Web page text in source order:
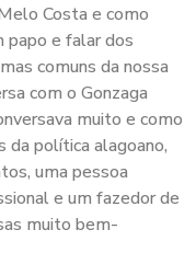
Costa e como
papo e falar dos
comuns da nossa
com o Gonzaga
muito e como
da política alagoano,
uma pessoa
e um fazedor de
muito bem-